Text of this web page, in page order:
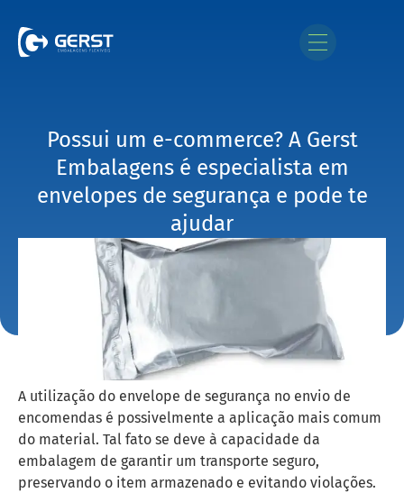
Possui um e-commerce? A Gerst
Embalagens é especialista em
envelopes de segurança e pode te
ajudar
A utilização do envelope de segurança no envio de
encomendas é possivelmente a aplicação mais comum
do material. Tal fato se deve à capacidade da
embalagem de garantir um transporte seguro,
preservando o item armazenado e evitando violações.